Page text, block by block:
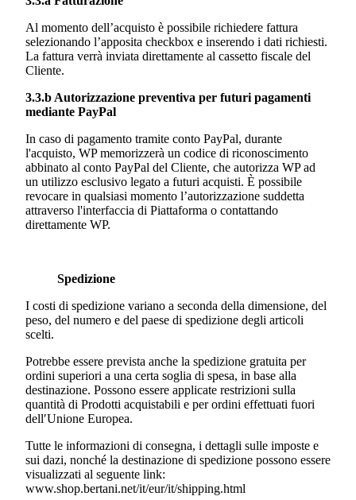
Al momento dell’acquisto è possibile richiedere fattura
selezionando l’apposita checkbox e inserendo i dati richiesti.
La fattura verrà inviata direttamente al cassetto fiscale del
Cliente.
3.3.b Autorizzazione preventiva per futuri pagamenti
mediante PayPal
In caso di pagamento tramite conto PayPal, durante
l'acquisto, WP memorizzerà un codice di riconoscimento
abbinato al conto PayPal del Cliente, che autorizza WP ad
un utilizzo esclusivo legato a futuri acquisti. È possibile
revocare in qualsiasi momento l’autorizzazione suddetta
attraverso l'interfaccia di Piattaforma o contattando
direttamente WP.
Spedizione
I costi di spedizione variano a seconda della dimensione, del
peso, del numero e del paese di spedizione degli articoli
scelti.
Potrebbe essere prevista anche la spedizione gratuita per
ordini superiori a una certa soglia di spesa, in base alla
destinazione. Possono essere applicate restrizioni sulla
quantità di Prodotti acquistabili e per ordini effettuati fuori
dell′Unione Europea.
Tutte le informazioni di consegna, i dettagli sulle imposte e
sui dazi, nonché la destinazione di spedizione possono essere
visualizzati al seguente link:
www.shop.bertani.net/it/eur/it/shipping.html